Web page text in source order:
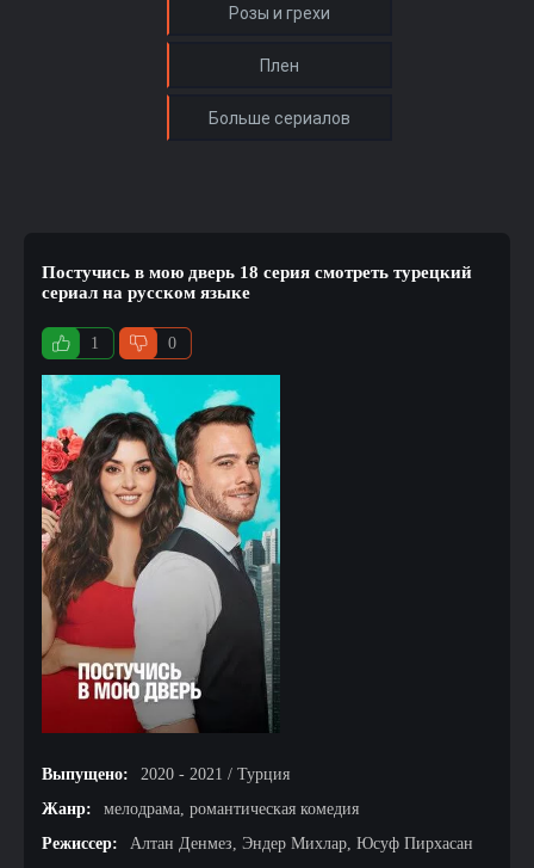
Постучись в мою дверь 18 серия смотреть турецкий
сериал на русском языке
1 0
Выпущено:
2020 - 2021 / Турция
Жанр:
мелодрама, романтическая комедия
Режиссер:
Алтан Денмез, Эндер Михлар, Юсуф Пирхасан